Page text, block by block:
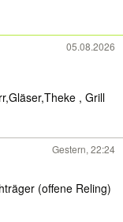
05.08.2026
, Grill
Gestern, 22:24
(offene Reling)